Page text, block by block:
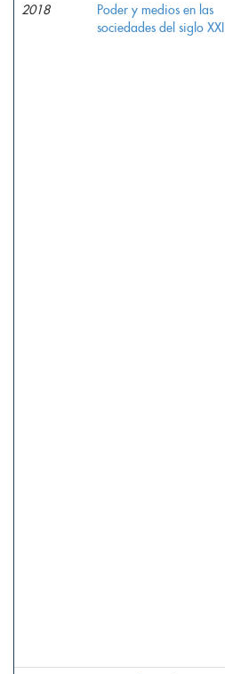
2018
Poder y medios en las
sociedades del siglo XXI